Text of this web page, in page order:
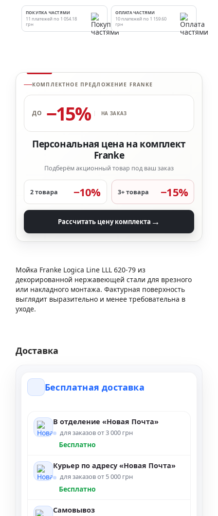
ПОКУПКА ЧАСТЯМИ
11 платежей по 1 054.18
грн
ОПЛАТА ЧАСТЯМИ
10 платежей по 1 159.60
грн
КОМПЛЕКТНОЕ ПРЕДЛОЖЕНИЕ FRANKE
ДО −15% НА ЗАКАЗ
Персональная цена на комплект
Franke
Подберём акционный товар под ваш заказ
2 товара −10% 3+ товара −15%
Рассчитать цену комплекта →
Мойка Franke Logica Line LLL 620-79 из
декорированной нержавеющей стали для врезного
или накладного монтажа. Фактурная поверхность
выглядит выразительно и менее требовательна в
уходе.
Доставка
Бесплатная доставка
В отделение «Новая Почта»
для заказов от 3 000 грн
Бесплатно
Курьер по адресу «Новая Почта»
для заказов от 5 000 грн
Бесплатно
Самовывоз